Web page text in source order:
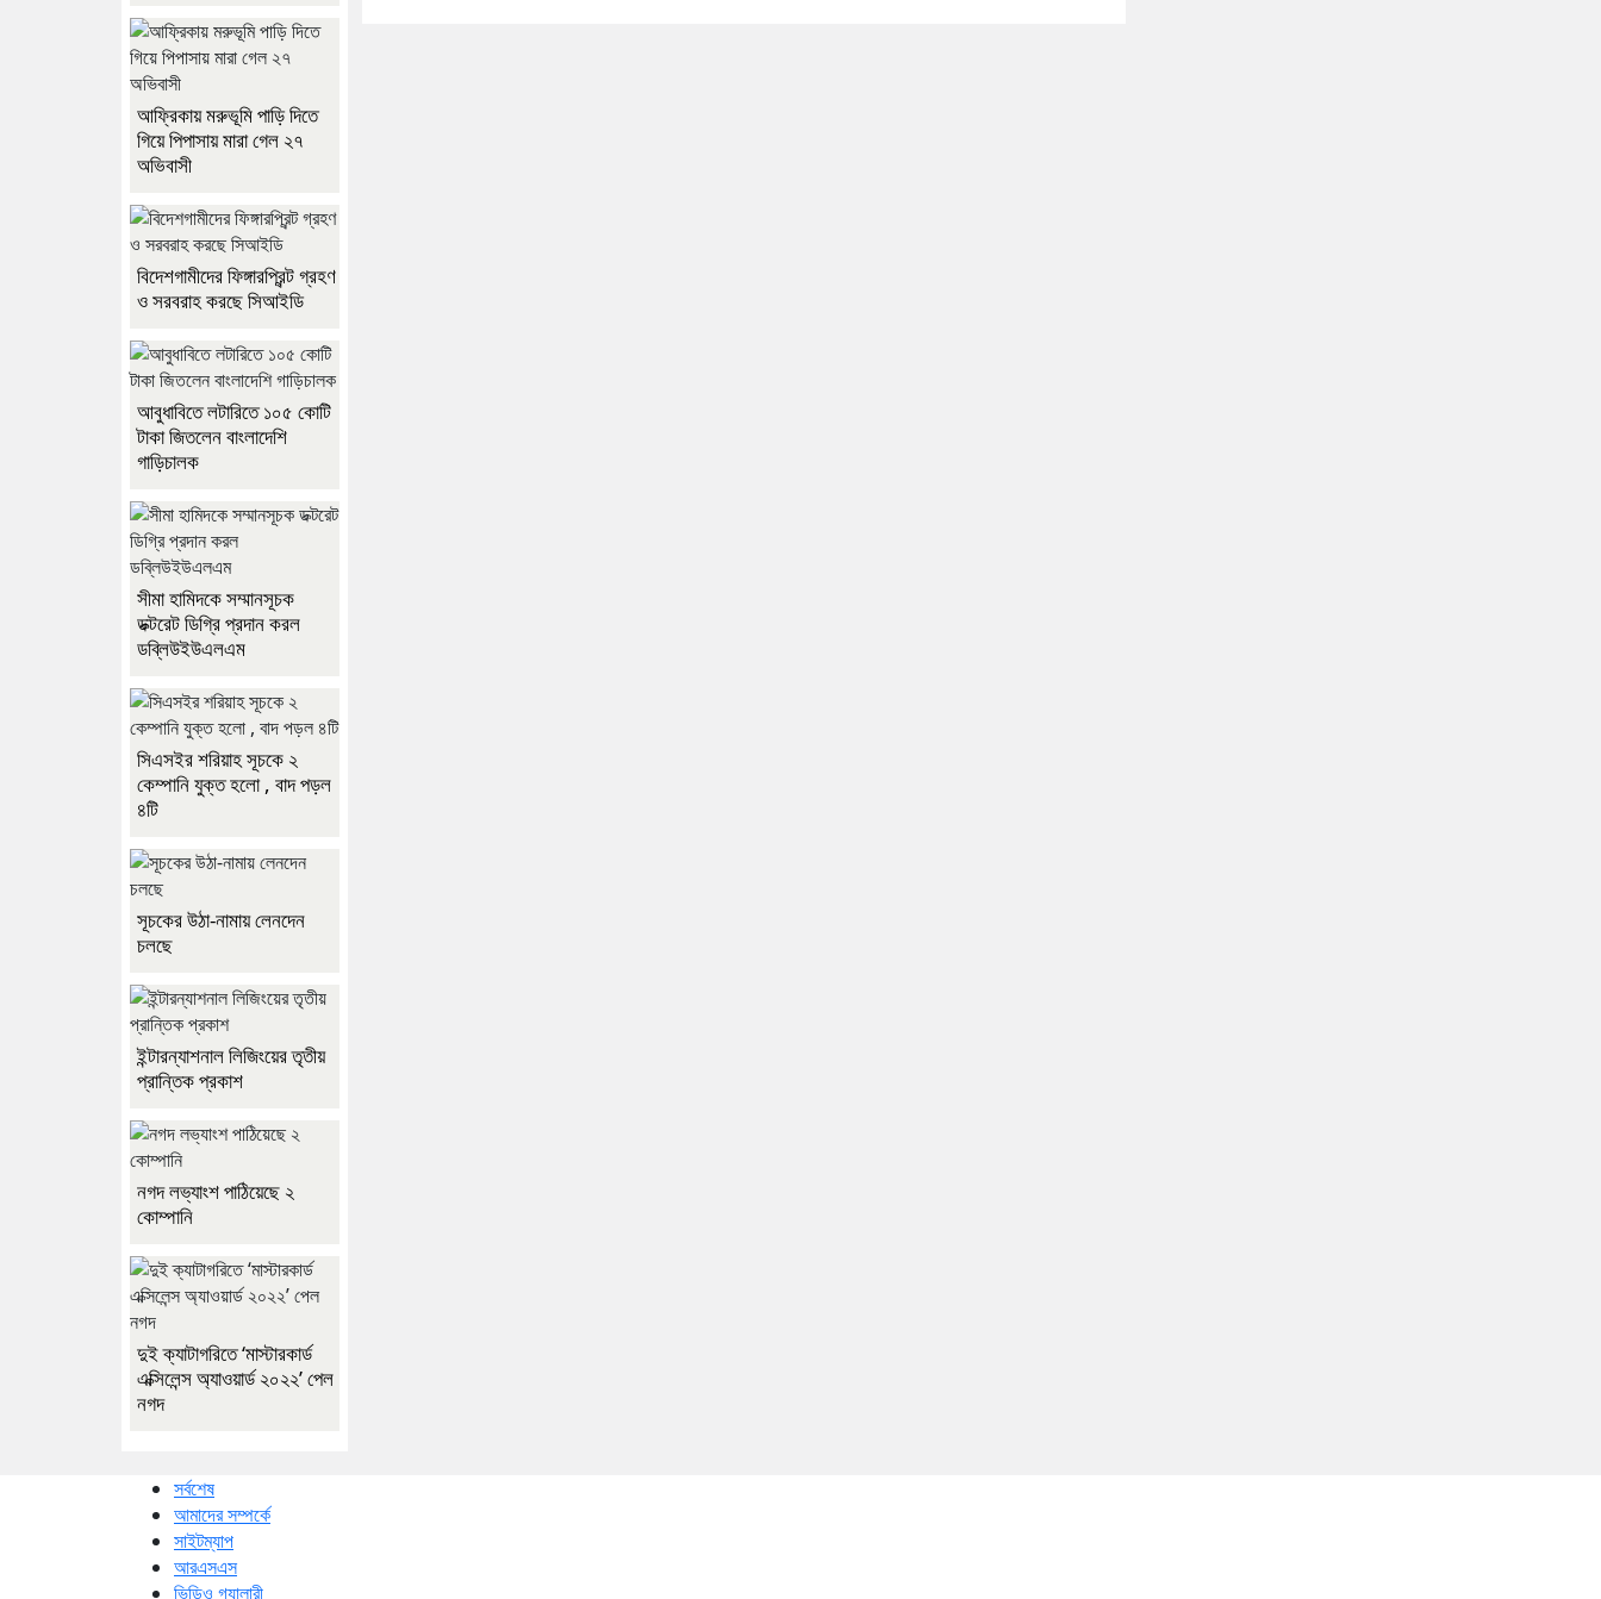
আফ্রিকায় মরুভূমি পাড়ি দিতে
গিয়ে পিপাসায় মারা গেল ২৭
অভিবাসী
বিদেশগামীদের ফিঙ্গারপ্রিন্ট গ্রহণ
ও সরবরাহ করছে সিআইডি
আবুধাবিতে লটারিতে ১০৫ কোটি
টাকা জিতলেন বাংলাদেশি
গাড়িচালক
সীমা হামিদকে সম্মানসূচক
ডক্টরেট ডিগ্রি প্রদান করল
ডব্লিউইউএলএম
সিএসইর শরিয়াহ সূচকে ২
কেম্পানি যুক্ত হলো , বাদ পড়ল
৪টি
সূচকের উঠা-নামায় লেনদেন
চলছে
ইন্টারন্যাশনাল লিজিংয়ের তৃতীয়
প্রান্তিক প্রকাশ
নগদ লভ্যাংশ পাঠিয়েছে ২
কোম্পানি
দুই ক্যাটাগরিতে ‘মাস্টারকার্ড
এক্সিলেন্স অ্যাওয়ার্ড ২০২২’ পেল
নগদ
সর্বশেষ
আমাদের সম্পর্কে
সাইটম্যাপ
আরএসএস
ভিডিও গ্যালারী